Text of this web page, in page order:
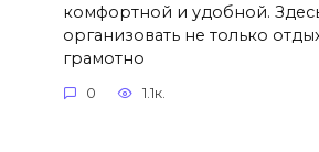
комфортной и удобной.
организовать не только
грамотно
0 1.1к.